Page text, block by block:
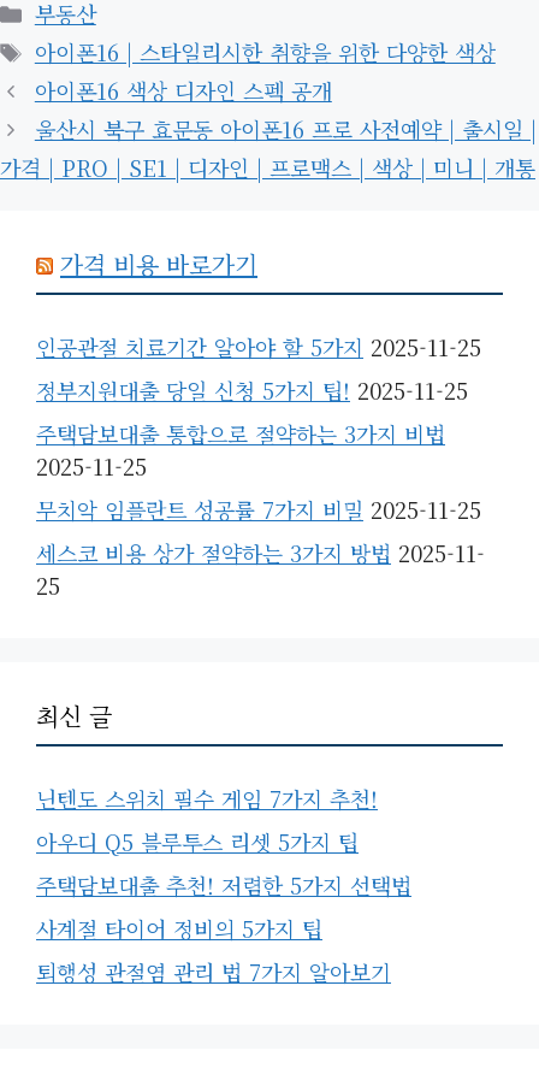
카
테
고
리
부동산
태
그
아이폰16 | 스타일리시한 취향을 위한 다양한 색상
아이폰16 색상 디자인 스펙 공개
울산시 북구 효문동 아이폰16 프로 사전예약 | 출시일 |
가격 | PRO | SE1 | 디자인 | 프로맥스 | 색상 | 미니 | 개통
가격 비용 바로가기
인공관절 치료기간 알아야 할 5가지 2025-11-25
정부지원대출 당일 신청 5가지 팁! 2025-11-25
주택담보대출 통합으로 절약하는 3가지 비법
2025-11-25
무치악 임플란트 성공률 7가지 비밀 2025-11-25
세스코 비용 상가 절약하는 3가지 방법 2025-11-
25
최신 글
닌텐도 스위치 필수 게임 7가지 추천!
아우디 Q5 블루투스 리셋 5가지 팁
주택담보대출 추천! 저렴한 5가지 선택법
사계절 타이어 정비의 5가지 팁
퇴행성 관절염 관리 법 7가지 알아보기